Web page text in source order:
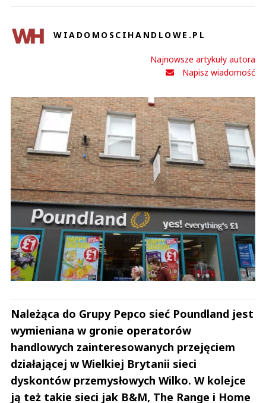
WIADOMOSCIHANDLOWE.PL
Najnowsze artykuły autora
Napisz wiadomość
Należąca do Grupy Pepco sieć Poundland jest
wymieniana w gronie operatorów
handlowych zainteresowanych przejęciem
działającej w Wielkiej Brytanii sieci
dyskontów przemysłowych Wilko. W kolejce
ją też takie sieci jak B&M, The Range i Home